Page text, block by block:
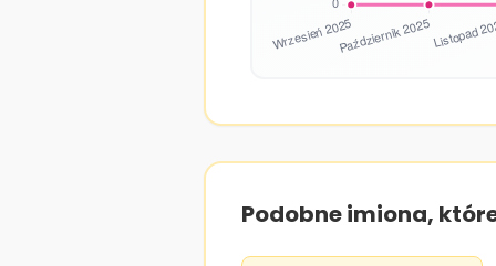
Podobne imiona,